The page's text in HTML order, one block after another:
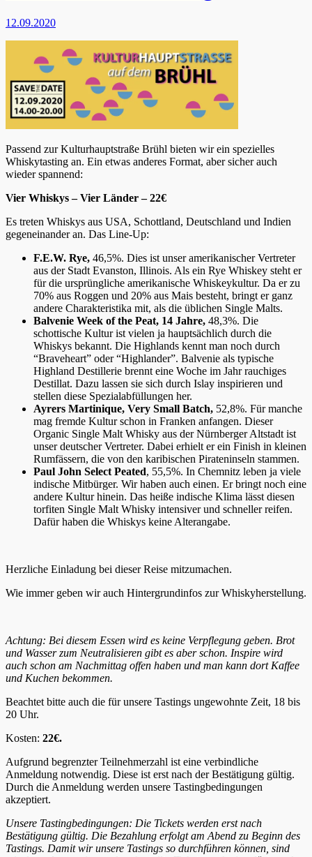
12.09.2020
Passend zur Kulturhauptstraße Brühl bieten wir ein spezielles
Whiskytasting an. Ein etwas anderes Format, aber sicher auch
wieder spannend:
Vier Whiskys – Vier Länder – 22€
Es treten Whiskys aus USA, Schottland, Deutschland und Indien
gegeneinander an. Das Line-Up:
F.E.W. Rye, 46,5%. Dies ist unser amerikanischer Vertreter
aus der Stadt Evanston, Illinois. Als ein Rye Whiskey steht er
für die ursprüngliche amerikanische Whiskeykultur. Da er zu
70% aus Roggen und 20% aus Mais besteht, bringt er ganz
andere Charakteristika mit, als die üblichen Single Malts.
Balvenie Week of the Peat, 14 Jahre, 48,3%. Die
schottische Kultur ist vielen ja hauptsächlich durch die
Whiskys bekannt. Die Highlands kennt man noch durch
“Braveheart” oder “Highlander”. Balvenie als typische
Highland Destillerie brennt eine Woche im Jahr rauchiges
Destillat. Dazu lassen sie sich durch Islay inspirieren und
stellen diese Spezialabfüllungen her.
Ayrers Martinique, Very Small Batch, 52,8%. Für manche
mag fremde Kultur schon in Franken anfangen. Dieser
Organic Single Malt Whisky aus der Nürnberger Altstadt ist
unser deutscher Vertreter. Dabei erhielt er ein Finish in kleinen
Rumfässern, die von den karibischen Pirateninseln stammen.
Paul John Select Peated, 55,5%. In Chemnitz leben ja viele
indische Mitbürger. Wir haben auch einen. Er bringt noch eine
andere Kultur hinein. Das heiße indische Klima lässt diesen
torfiten Single Malt Whisky intensiver und schneller reifen.
Dafür haben die Whiskys keine Alterangabe.
Herzliche Einladung bei dieser Reise mitzumachen.
Wie immer geben wir auch Hintergrundinfos zur Whiskyherstellung.
Achtung: Bei diesem Essen wird es keine Verpflegung geben. Brot
und Wasser zum Neutralisieren gibt es aber schon. Inspire wird
auch schon am Nachmittag offen haben und man kann dort Kaffee
und Kuchen bekommen.
Beachtet bitte auch die für unsere Tastings ungewohnte Zeit, 18 bis
20 Uhr.
Kosten: 22€.
Aufgrund begrenzter Teilnehmerzahl ist eine verbindliche
Anmeldung notwendig. Diese ist erst nach der Bestätigung gültig.
Durch die Anmeldung werden unsere Tastingbedingungen
akzeptiert.
Unsere Tastingbedingungen: Die Tickets werden erst nach
Bestätigung gültig. Die Bezahlung erfolgt am Abend zu Beginn des
Tastings. Damit wir unsere Tastings so durchführen können, sind